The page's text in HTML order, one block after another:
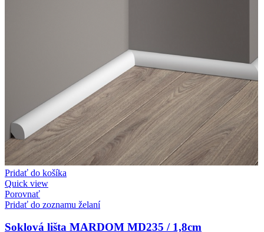
Pridať do košíka
Quick view
Porovnať
Pridať do zoznamu želaní
Soklová lišta MARDOM MD235 / 1,8cm